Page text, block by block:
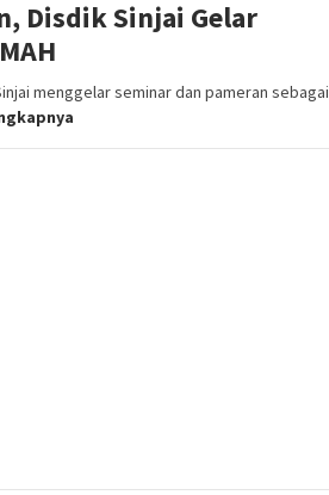
Disdik Sinjai Gelar
menggelar seminar dan pameran sebagai